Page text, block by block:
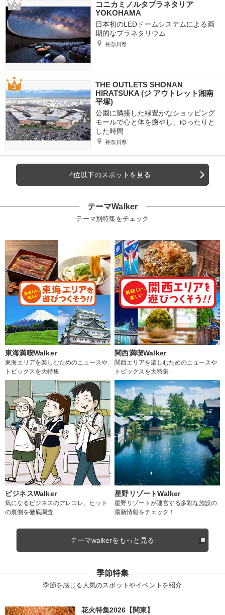
コニカミノルタプラネタリア
YOKOHAMA
日本初のLEDドームシステムによる画
期的なプラネタリウム
神奈川県
THE OUTLETS SHONAN
HIRATSUKA (ジ アウトレット湘南
平塚)
公園に隣接した緑豊かなショッピング
モールで心と体を癒やし、ゆったりと
した時間
神奈川県
4位以下のスポットを見る
テーマWalker
テーマ別特集をチェック
東海満喫Walker
東海エリアを楽しむためのニュースや
トピックスを大特集
関西満喫Walker
関西エリアを楽しむためのニュースや
トピックスを大特集
ビジネスWalker
気になるビジネスのアレコレ、ヒット
の裏側を徹底調査
星野リゾートWalker
星野リゾートが運営する多彩な施設の
最新情報をチェック！
テーマwalkerをもっと見る
季節特集
季節を感じる人気のスポットやイベントを紹介
花火特集2026【関東】